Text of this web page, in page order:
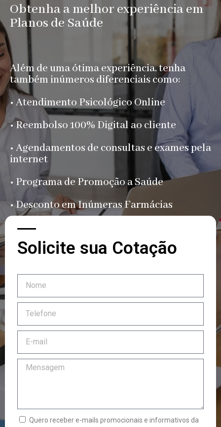
Obtenha a melhor experiência em
Planos de Saúde
Além de uma ótima experiência, tenha
também inúmeros diferenciais como:
• Atendimento Psicológico Online
• Reembolso 100% Digital ao cliente
• Agendamentos de consultas e exames pela
internet
• Programa de Promoção a Saúde
• Desconto em Inúmeras Farmácias
Solicite sua Cotação
Quero receber e-mails promocionais e informativos da